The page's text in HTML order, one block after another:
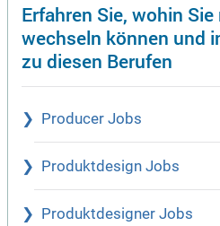
Erfahren Sie, wohin
wechseln können und
zu diesen Berufen
Producer Jobs
Produktdesign Jobs
Produktdesigner Jobs